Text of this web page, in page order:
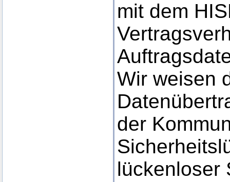
mit dem
Wir weisen
der
lückenloser